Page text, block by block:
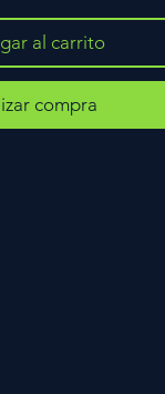
al carrito
compra